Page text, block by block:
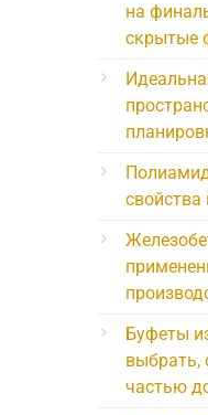
на
скрытые
свойства
Буфеты
выбрать,
частью